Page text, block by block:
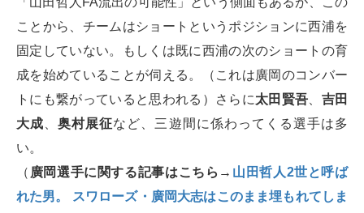
ことから、チームはショートというポジションに西浦を
固定していない。もしくは既に西浦の次のショートの育
成を始めていることが伺える。（これは廣岡のコンバー
トにも繋がっていると思われる）さらに太田賢吾
吉田
大成 、奥村展征など、三遊間に係わってくる選手は多
い。
（ 廣岡選手に関する記事はこちら→ 山田哲人2世と呼ば
れた男。 スワローズ・廣岡大志はこのまま埋もれてしま